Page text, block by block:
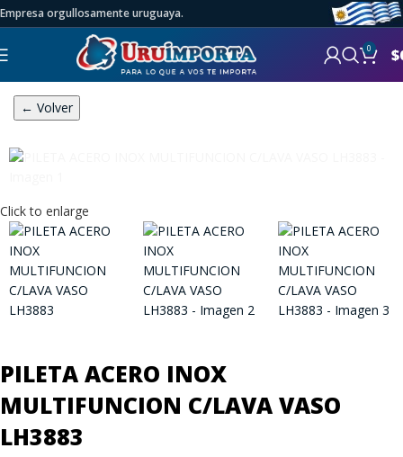
Empresa orgullosamente uruguaya.
0 $
← Volver
Click to enlarge
PILETA ACERO INOX
MULTIFUNCION C/LAVA VASO
LH3883